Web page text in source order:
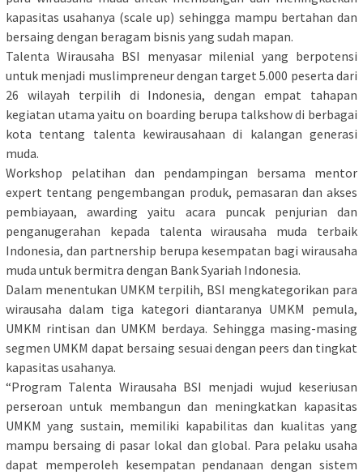
kapasitas usahanya (scale up) sehingga mampu bertahan dan
bersaing dengan beragam bisnis yang sudah mapan.
Talenta Wirausaha BSI menyasar milenial yang berpotensi
untuk menjadi muslimpreneur dengan target 5.000 peserta dari
26 wilayah terpilih di Indonesia, dengan empat tahapan
kegiatan utama yaitu on boarding berupa talkshow di berbagai
kota tentang talenta kewirausahaan di kalangan generasi
muda.
Workshop pelatihan dan pendampingan bersama mentor
expert tentang pengembangan produk, pemasaran dan akses
pembiayaan, awarding yaitu acara puncak penjurian dan
penganugerahan kepada talenta wirausaha muda terbaik
Indonesia, dan partnership berupa kesempatan bagi wirausaha
muda untuk bermitra dengan Bank Syariah Indonesia.
Dalam menentukan UMKM terpilih, BSI mengkategorikan para
wirausaha dalam tiga kategori diantaranya UMKM pemula,
UMKM rintisan dan UMKM berdaya. Sehingga masing-masing
segmen UMKM dapat bersaing sesuai dengan peers dan tingkat
kapasitas usahanya.
“Program Talenta Wirausaha BSI menjadi wujud keseriusan
perseroan untuk membangun dan meningkatkan kapasitas
UMKM yang sustain, memiliki kapabilitas dan kualitas yang
mampu bersaing di pasar lokal dan global. Para pelaku usaha
dapat memperoleh kesempatan pendanaan dengan sistem